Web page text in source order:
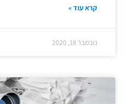
קרא עוד »
נובמבר 18, 2020